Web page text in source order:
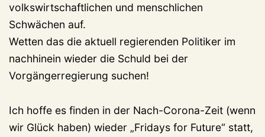
volkswirtschaftlichen und menschlichen
Schwächen auf.
Wetten das die aktuell regierenden Politiker im
nachhinein wieder die Schuld bei der
Vorgängerregierung suchen!
Ich hoffe es finden in der Nach-Corona-Zeit (wenn
wir Glück haben) wieder „Fridays for Future“ statt,